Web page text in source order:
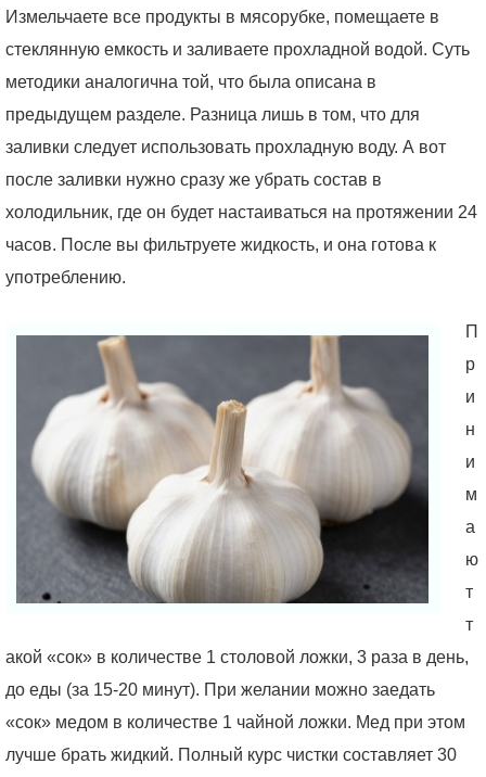
Измельчаете все продукты в мясорубке, помещаете в
стеклянную емкость и заливаете прохладной водой. Суть
методики аналогична той, что была описана в
предыдущем разделе. Разница лишь в том, что для
заливки следует использовать прохладную воду. А вот
после заливки нужно сразу же убрать состав в
холодильник, где он будет настаиваться на протяжении 24
часов. После вы фильтруете жидкость, и она готова к
употреблению.
П
р
и
н
и
м
а
ю
т
т
акой «сок» в количестве 1 столовой ложки, 3 раза в день,
до еды (за 15-20 минут). При желании можно заедать
«сок» медом в количестве 1 чайной ложки. Мед при этом
лучше брать жидкий. Полный курс чистки составляет 30